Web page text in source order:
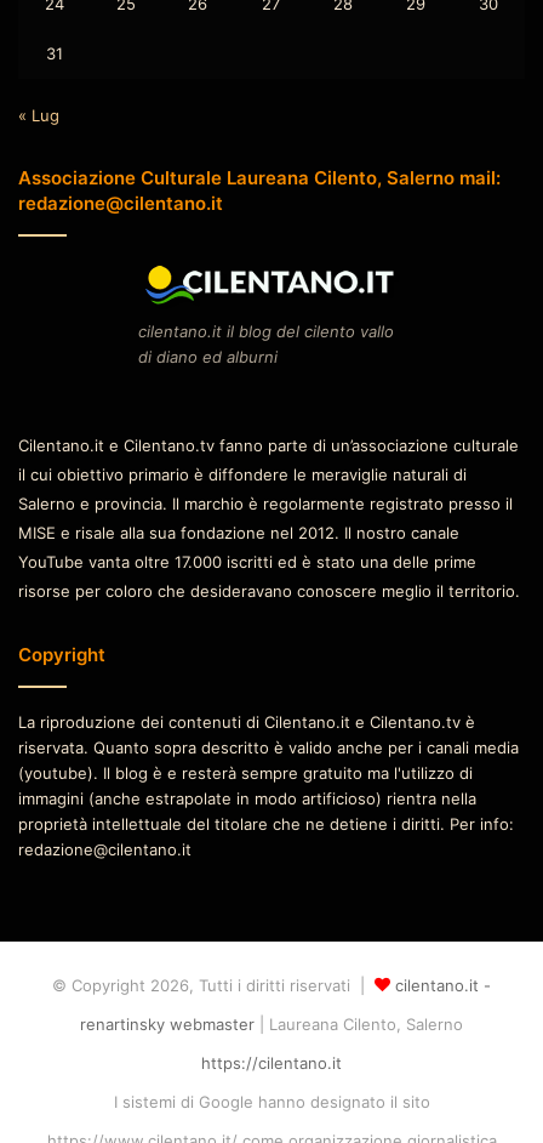
31
« Lug
Associazione Culturale Laureana Cilento, Salerno mail:
redazione@cilentano.it
cilentano.it il blog del cilento vallo
di diano ed alburni
Cilentano.it e Cilentano.tv fanno parte di un’associazione culturale
il cui obiettivo primario è diffondere le meraviglie naturali di
Salerno e provincia. Il marchio è regolarmente registrato presso il
MISE e risale alla sua fondazione nel 2012. Il nostro canale
YouTube vanta oltre 17.000 iscritti ed è stato una delle prime
risorse per coloro che desideravano conoscere meglio il territorio.
Copyright
La riproduzione dei contenuti di Cilentano.it e Cilentano.tv è
riservata. Quanto sopra descritto è valido anche per i canali media
(youtube). Il blog è e resterà sempre gratuito ma l'utilizzo di
immagini (anche estrapolate in modo artificioso) rientra nella
proprietà intellettuale del titolare che ne detiene i diritti. Per info:
redazione@cilentano.it
© Copyright 2026, Tutti i diritti riservati |
cilentano.it -
renartinsky webmaster | Laureana Cilento, Salerno
https://cilentano.it
I sistemi di Google hanno designato il sito